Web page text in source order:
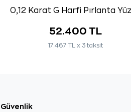
0,12 Karat G Harfi Pırlanta
52.400 TL
17.467 TL x 3 taksit
Güvenlik